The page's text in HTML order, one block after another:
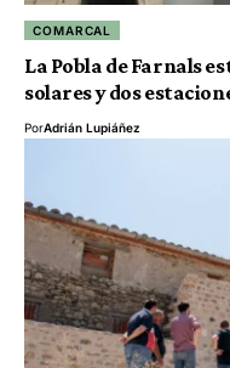
COMARCAL
La Pobla de Farnals
solares y dos
PorAdrián Lupiáñez